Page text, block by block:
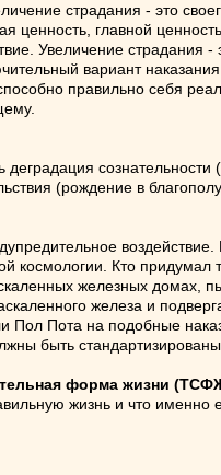
страдания - это
ценность, главной
Увеличение страдания -
вариант
правильно себя
сознательности
(рождение в
воздействие.
космологии. Кто придумал
железных
железа и
Пол Пота на подобные
быть
форма жизни
жизнь и что именно